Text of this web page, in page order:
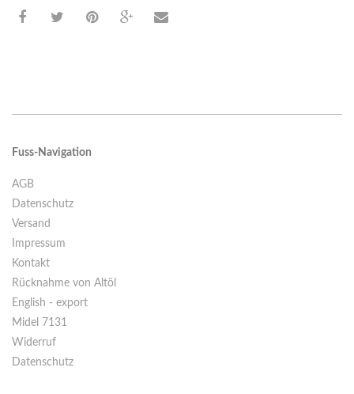
Fuss-Navigation
AGB
Datenschutz
Versand
Impressum
Kontakt
Rücknahme von Altöl
English - export
Midel 7131
Widerruf
Datenschutz